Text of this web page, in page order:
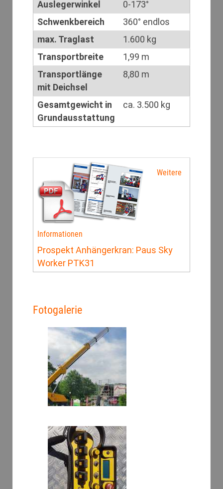
Auslegerwinkel
0-173°
Schwenkbereich
360° endlos
max. Traglast
1.600 kg
Transportbreite
1,99 m
Transportlänge
mit Deichsel
8,80 m
Gesamtgewicht in
Grundausstattung
ca. 3.500 kg
Weitere
Informationen
Prospekt Anhängerkran: Paus Sky
Worker PTK31
Fotogalerie